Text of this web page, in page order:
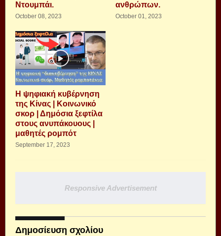
Ντουμπάι.
October 08, 2023
ανθρώπων.
October 01, 2023
Η ψηφιακή κυβέρνηση
της Κίνας | Κοινωνικό
σκορ | Δημόσια ξεφτίλα
στους ανυπάκουους |
μαθητές ρομπότ
September 17, 2023
Responsive Advertisement
Δημοσίευση σχολίου